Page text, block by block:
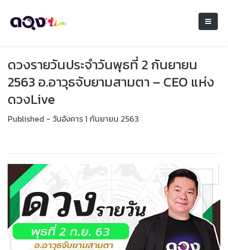
ดวงรายวันประจำวันพุธที่ 2 กันยายน
2563 อ.อาวุธจับยามสามตา – CEO แห่ง
ดวงLive
Published - วันอังคาร 1 กันยายน 2563